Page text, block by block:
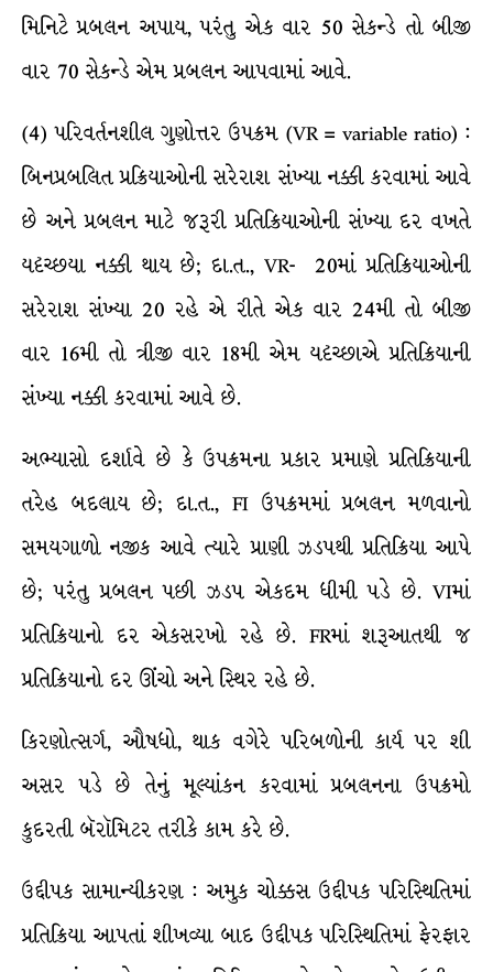
મિનિટે પ્રબલન અપાય, પરંતુ એક વાર 50 સેકન્ડે તો બીજી
વાર 70 સેકન્ડે એમ પ્રબલન આપવામાં આવે.
(4) પરિવર્તનશીલ ગુણોત્તર ઉપક્રમ (VR = variable ratio) :
બિનપ્રબલિત પ્રક્રિયાઓની સરેરાશ સંખ્યા નક્કી કરવામાં આવે
છે અને પ્રબલન માટે જરૂરી પ્રતિક્રિયાઓની સંખ્યા દર વખતે
યદૃચ્છયા નક્કી થાય છે; દા.ત., VR- 20માં પ્રતિક્રિયાઓની
સરેરાશ સંખ્યા 20 રહે એ રીતે એક વાર 24મી તો બીજી
વાર 16મી તો ત્રીજી વાર 18મી એમ યદૃચ્છાએ પ્રતિક્રિયાની
સંખ્યા નક્કી કરવામાં આવે છે.
અભ્યાસો દર્શાવે છે કે ઉપક્રમના પ્રકાર પ્રમાણે પ્રતિક્રિયાની
તરેહ બદલાય છે; દા.ત., FI ઉપક્રમમાં પ્રબલન મળવાનો
સમયગાળો નજીક આવે ત્યારે પ્રાણી ઝડપથી પ્રતિક્રિયા આપે
છે; પરંતુ પ્રબલન પછી ઝડપ એકદમ ધીમી પડે છે. VIમાં
પ્રતિક્રિયાનો દર એકસરખો રહે છે. FRમાં શરૂઆતથી જ
પ્રતિક્રિયાનો દર ઊંચો અને સ્થિર રહે છે.
કિરણોત્સર્ગ, ઔષધો, થાક વગેરે પરિબળોની કાર્ય પર શી
અસર પડે છે તેનું મૂલ્યાંકન કરવામાં પ્રબલનના ઉપક્રમો
કુદરતી બૅરૉમિટર તરીકે કામ કરે છે.
ઉદ્દીપક સામાન્યીકરણ : અમુક ચોક્કસ ઉદ્દીપક પરિસ્થિતિમાં
પ્રતિક્રિયા આપતાં શીખવ્યા બાદ ઉદ્દીપક પરિસ્થિતિમાં ફેરફાર